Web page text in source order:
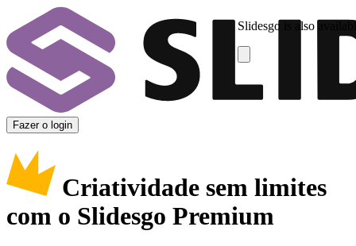
Slidesgo is also
Fazer o login
Criatividade sem limites
com o Slidesgo Premium